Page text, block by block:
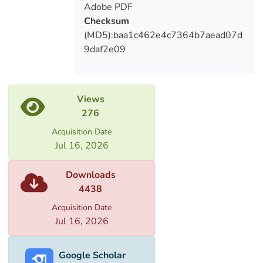
Adobe PDF
Checksum
(MD5):baa1c462e4c7364b7aead07d
9daf2e09
Views
276
Acquisition Date
Jul 16, 2026
Downloads
4438
Acquisition Date
Jul 16, 2026
Google Scholar